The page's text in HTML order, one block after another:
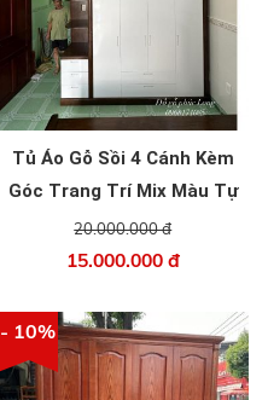
Tủ Áo Gỗ Sồi 4 Cánh Kèm
Góc Trang Trí Mix Màu Tự
Nhiên Và Óc Chó
20.000.000 đ
15.000.000 đ
- 10%